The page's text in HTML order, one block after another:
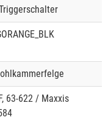
63-622 / Maxxis